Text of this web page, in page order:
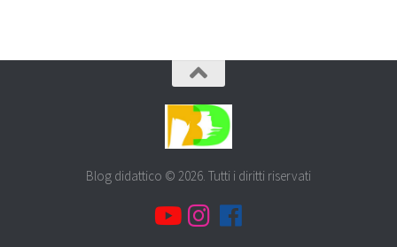
Blog didattico © 2026. Tutti i diritti riservati